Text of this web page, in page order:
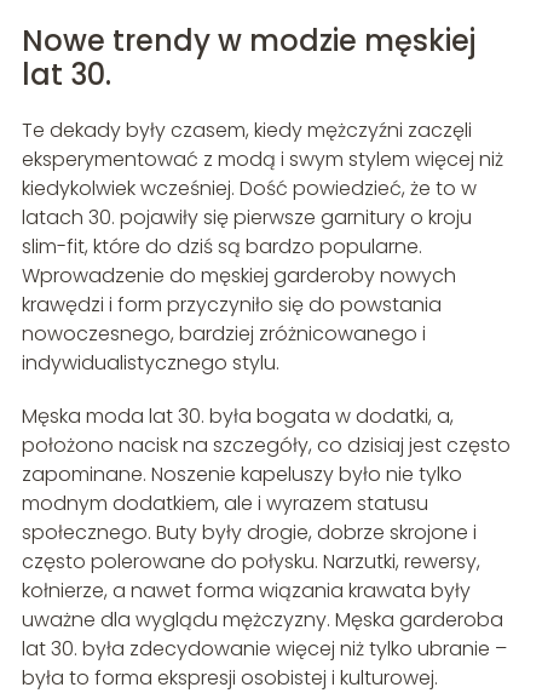
Nowe trendy w modzie męskiej
lat 30.
Te dekady były czasem, kiedy mężczyźni zaczęli
eksperymentować z modą i swym stylem więcej niż
kiedykolwiek wcześniej. Dość powiedzieć, że to w
latach 30. pojawiły się pierwsze garnitury o kroju
slim-fit, które do dziś są bardzo popularne.
Wprowadzenie do męskiej garderoby nowych
krawędzi i form przyczyniło się do powstania
nowoczesnego, bardziej zróżnicowanego i
indywidualistycznego stylu.
Męska moda lat 30. była bogata w dodatki, a,
położono nacisk na szczegóły, co dzisiaj jest często
zapominane. Noszenie kapeluszy było nie tylko
modnym dodatkiem, ale i wyrazem statusu
społecznego. Buty były drogie, dobrze skrojone i
często polerowane do połysku. Narzutki, rewersy,
kołnierze, a nawet forma wiązania krawata były
uważne dla wyglądu mężczyzny. Męska garderoba
lat 30. była zdecydowanie więcej niż tylko ubranie –
była to forma ekspresji osobistej i kulturowej.